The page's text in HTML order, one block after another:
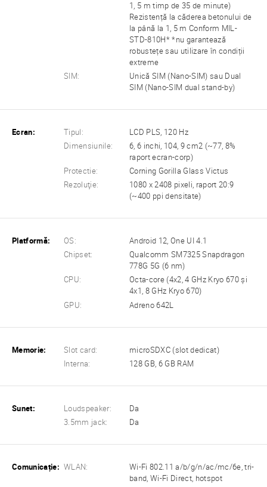
1, 5 m timp de 35 de minute)
Rezistență la căderea betonului de
la până la 1, 5 m Conform MIL-
STD-810H* *nu garantează
robustețe sau utilizare în condiții
extreme
SIM:
Unică SIM (Nano-SIM) sau Dual
SIM (Nano-SIM dual stand-by)
Ecran: Tipul:
LCD PLS, 120 Hz
Dimensiunile:
6, 6 inchi, 104, 9 cm2 (~77, 8%
raport ecran-corp)
Protectie:
Corning Gorilla Glass Victus
Rezoluţie:
1080 x 2408 pixeli, raport 20:9
(~400 ppi densitate)
Platformă: OS:
Android 12, One UI 4.1
Chipset:
Qualcomm SM7325 Snapdragon
778G 5G (6 nm)
CPU:
Octa-core (4x2, 4 GHz Kryo 670 și
4x1, 8 GHz Kryo 670)
GPU:
Adreno 642L
Memorie: Slot card:
microSDXC (slot dedicat)
Interna:
128 GB, 6 GB RAM
Sunet: Loudspeaker:
Da
3.5mm jack:
Da
Comunicație: WLAN:
Wi-Fi 802.11 a/b/g/n/ac/mc/6e, tri-
band, Wi-Fi Direct, hotspot